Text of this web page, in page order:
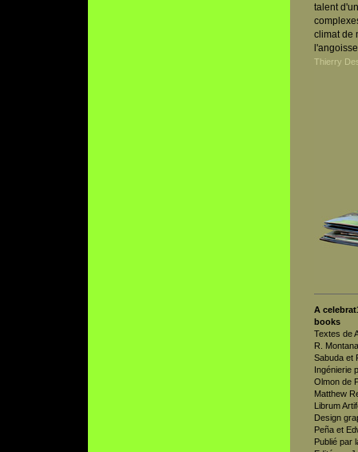
talent
climat de
Thierry
A
books
Textes de
R.
Sabuda et
Ingénierie
Olmon de
Matthew
Librum
Design
Peña et
Publié par